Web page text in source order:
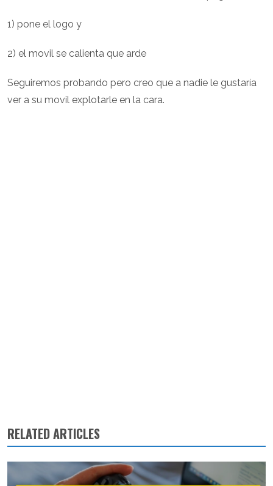
1) pone el logo y
2) el movil se calienta que arde
Seguiremos probando pero creo que a nadie le gustaría
ver a su movil explotarle en la cara.
RELATED ARTICLES